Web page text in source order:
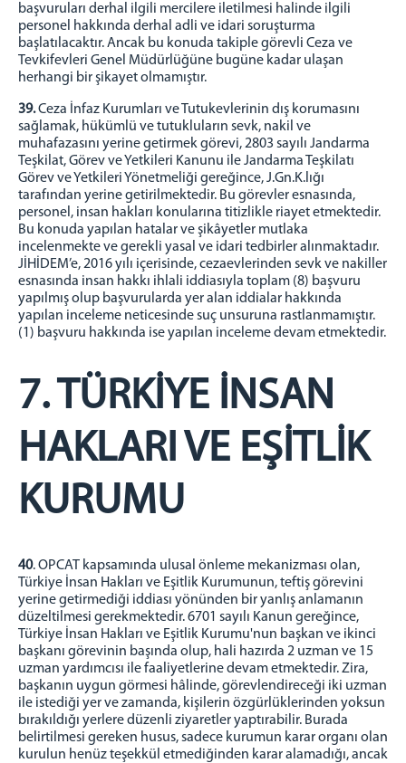
başvuruları derhal ilgili mercilere iletilmesi halinde ilgili
personel hakkında derhal adli ve idari soruşturma
başlatılacaktır. Ancak bu konuda takiple görevli Ceza ve
Tevkifevleri Genel Müdürlüğüne bugüne kadar ulaşan
herhangi bir şikayet olmamıştır.
39.Ceza İnfaz Kurumları ve Tutukevlerinin dış korumasını
sağlamak, hükümlü ve tutukluların sevk, nakil ve
muhafazasını yerine getirmek görevi, 2803 sayılı Jandarma
Teşkilat, Görev ve Yetkileri Kanunu ile Jandarma Teşkilatı
Görev ve Yetkileri Yönetmeliği gereğince, J.Gn.K.lığı
tarafından yerine getirilmektedir. Bu görevler esnasında,
personel, insan hakları konularına titizlikle riayet etmektedir.
Bu konuda yapılan hatalar ve şikâyetler mutlaka
incelenmekte ve gerekli yasal ve idari tedbirler alınmaktadır.
JİHİDEM’e, 2016 yılı içerisinde, cezaevlerinden sevk ve nakiller
esnasında insan hakkı ihlali iddiasıyla toplam (8) başvuru
yapılmış olup başvurularda yer alan iddialar hakkında
yapılan inceleme neticesinde suç unsuruna rastlanmamıştır.
(1) başvuru hakkında ise yapılan inceleme devam etmektedir.
7. TÜRKİYE İNSAN
HAKLARI VE EŞİTLİK
KURUMU
40. OPCAT kapsamında ulusal önleme mekanizması olan,
Türkiye İnsan Hakları ve Eşitlik Kurumunun, teftiş görevini
yerine getirmediği iddiası yönünden bir yanlış anlamanın
düzeltilmesi gerekmektedir. 6701 sayılı Kanun gereğince,
Türkiye İnsan Hakları ve Eşitlik Kurumu'nun başkan ve ikinci
başkanı görevinin başında olup, hali hazırda 2 uzman ve 15
uzman yardımcısı ile faaliyetlerine devam etmektedir. Zira,
başkanın uygun görmesi hâlinde, görevlendireceği iki uzman
ile istediği yer ve zamanda, kişilerin özgürlüklerinden yoksun
bırakıldığı yerlere düzenli ziyaretler yaptırabilir. Burada
belirtilmesi gereken husus, sadece kurumun karar organı olan
kurulun henüz teşekkül etmediğinden karar alamadığı, ancak